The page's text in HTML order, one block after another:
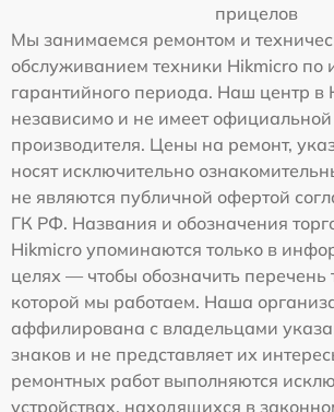
прицелов
Мы занимаемся ремонтом и
обслуживанием техники Hikmicro по
гарантийного периода. Наш центр в
независимо и не имеет
производителя. Цены на ремонт,
носят исключительно
не являются публичной офертой
ГК РФ. Названия и обозначения
Hikmicro упоминаются только в
целях — чтобы обозначить перечень
которой мы работаем. Наша
аффилирована с владельцами
знаков и не представляет их
ремонтных работ выполняются
устройствах, находящихся в